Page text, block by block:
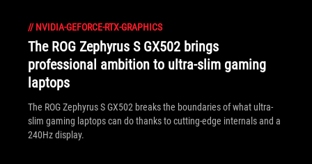
// NVIDIA-GEFORCE-RTX-GRAPHICS
The ROG Zephyrus S GX502 brings
professional ambition to ultra-slim gaming
laptops
The ROG Zephyrus S GX502 breaks the boundaries of what ultra-
slim gaming laptops can do thanks to cutting-edge internals and a
240Hz display.